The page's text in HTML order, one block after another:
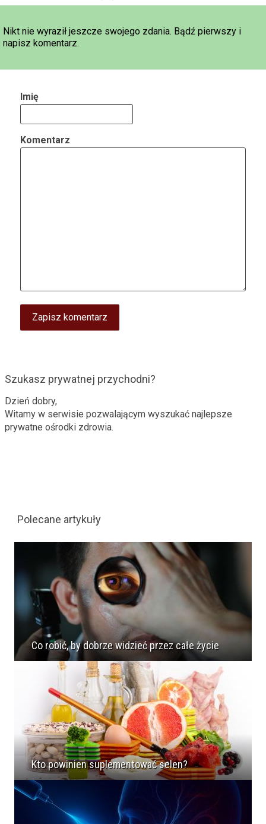
Nikt nie wyraził jeszcze swojego zdania. Bądź pierwszy i
napisz komentarz.
Imię
Komentarz
Szukasz prywatnej przychodni?
Dzień dobry,
Witamy w serwisie pozwalającym wyszukać najlepsze
prywatne ośrodki zdrowia.
Polecane artykuły
Co robić, by dobrze widzieć przez całe życie
Kto powinien suplementować selen?